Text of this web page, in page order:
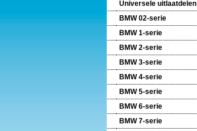
Universele uitlaatdelen
BMW 02-serie
BMW 1-serie
BMW 2-serie
BMW 3-serie
BMW 4-serie
BMW 5-serie
BMW 6-serie
BMW 7-serie